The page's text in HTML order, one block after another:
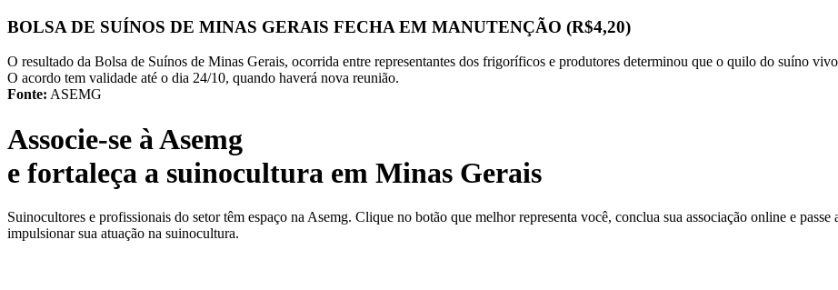
BOLSA DE SUÍNOS DE MINAS GERAIS FECHA EM MANUTENÇÃO (R$4,20)
O resultado da Bolsa de Suínos de Minas Gerais, ocorrida entre representantes dos frigoríficos e produtores determinou que o quilo do suíno
O acordo tem validade até o dia 24/10, quando haverá nova reunião.
Fonte: ASEMG
Associe-se à Asemg
e fortaleça a suinocultura em Minas Gerais
Suinocultores e profissionais do setor têm espaço na Asemg. Clique no botão que melhor representa você, conclua sua associação online e
impulsionar sua atuação na suinocultura.